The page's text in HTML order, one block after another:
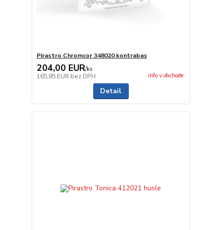
Pirastro Chromcor 348020 kontrabas
204,00 EUR/ks
165,85 EUR bez DPH info v obchode
Detail